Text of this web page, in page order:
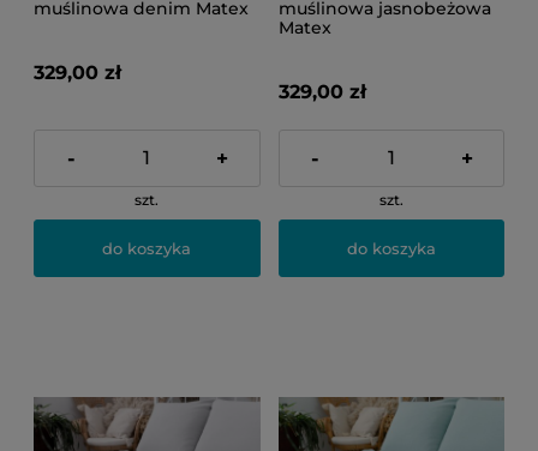
muślinowa denim Matex
329,00 zł
- +
szt.
do koszyka
muślinowa jasnobeżowa
Matex
329,00 zł
- +
szt.
do koszyka